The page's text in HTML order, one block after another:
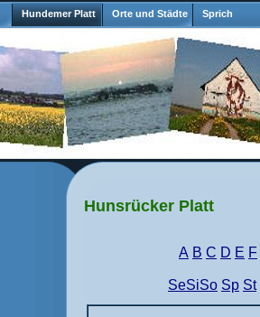
Hundemer Platt Orte und Städte Sprich
Hunsrücker Platt
A B C D E F
SeSiSo Sp St